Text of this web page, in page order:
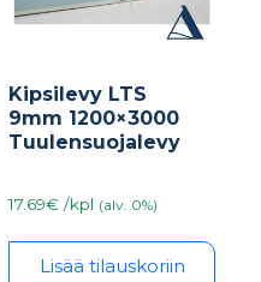
Kipsilevy LTS
9mm 1200×3000
Tuulensuojalevy
17.69€ /kpl (alv. 0%)
Lisää tilauskoriin